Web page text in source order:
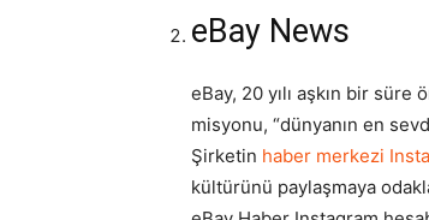
eBay News
eBay, 20 yılı aşkın bir
misyonu, “dünyanın en
Şirketin haber merkezi
kültürünü paylaşmaya